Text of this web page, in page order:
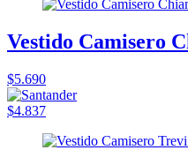
Vestido Camisero
$5.690
$4.837